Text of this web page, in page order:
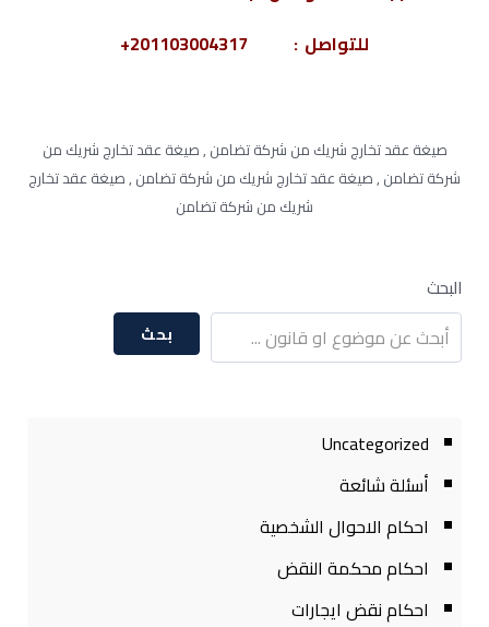
للتواصل : 201103004317+
صيغة عقد تخارج شريك من شركة تضامن , صيغة عقد تخارج شريك من
شركة تضامن , صيغة عقد تخارج شريك من شركة تضامن , صيغة عقد تخارج
شريك من شركة تضامن
البحث
بحث
Uncategorized
أسئلة شائعة
احكام الاحوال الشخصية
احكام محكمة النقض
احكام نقض ايجارات